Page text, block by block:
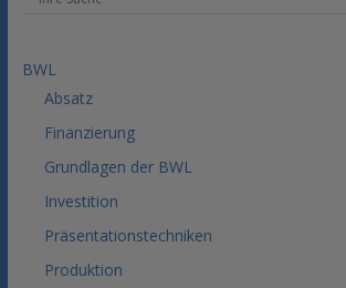
BWL
Absatz
Finanzierung
Grundlagen der BWL
Investition
Präsentationstechniken
Produktion